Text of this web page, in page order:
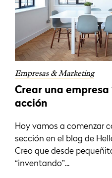
Empresas & Marketing
Crear una empresa
acción
Hoy vamos a comenzar
sección en el blog de
Creo que desde
“inventando”...